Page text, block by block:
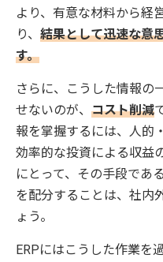
より、有意な材料から経
り、 結果として迅速な意
す。
さらに、こうした情報の
せないのが、 コスト削減
報を掌握するには、人的
効率的な投資による収益
にとって、その手段であ
を配分することは、社内
ょう。
ERPにはこうした作業を